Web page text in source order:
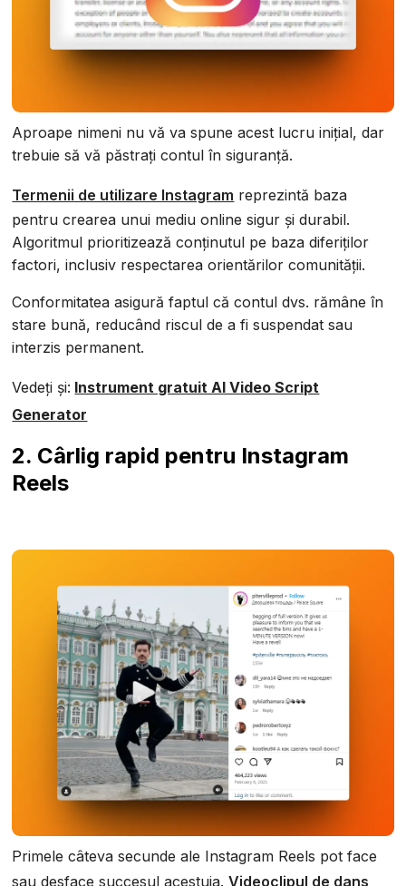
Aproape nimeni nu vă va spune acest lucru inițial, dar
trebuie să vă păstrați contul în siguranță.
Termenii de utilizare Instagram reprezintă baza
pentru crearea unui mediu online sigur și durabil.
Algoritmul prioritizează conținutul pe baza diferiților
factori, inclusiv respectarea orientărilor comunității.
Conformitatea asigură faptul că contul dvs. rămâne în
stare bună, reducând riscul de a fi suspendat sau
interzis permanent.
Vedeți și: Instrument gratuit AI Video Script
Generator
2. Cârlig rapid pentru Instagram
Reels
Primele câteva secunde ale Instagram Reels pot face
sau desface succesul acestuia.Videoclipul de dans